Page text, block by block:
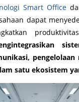
Smart Office
dapat
pengelolaan
satu ekosistem